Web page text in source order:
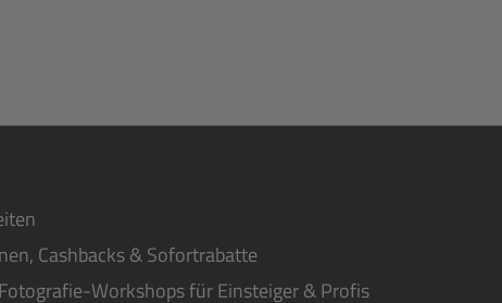
Cashbacks & Sofortrabatte
Workshops für Einsteiger & Profis